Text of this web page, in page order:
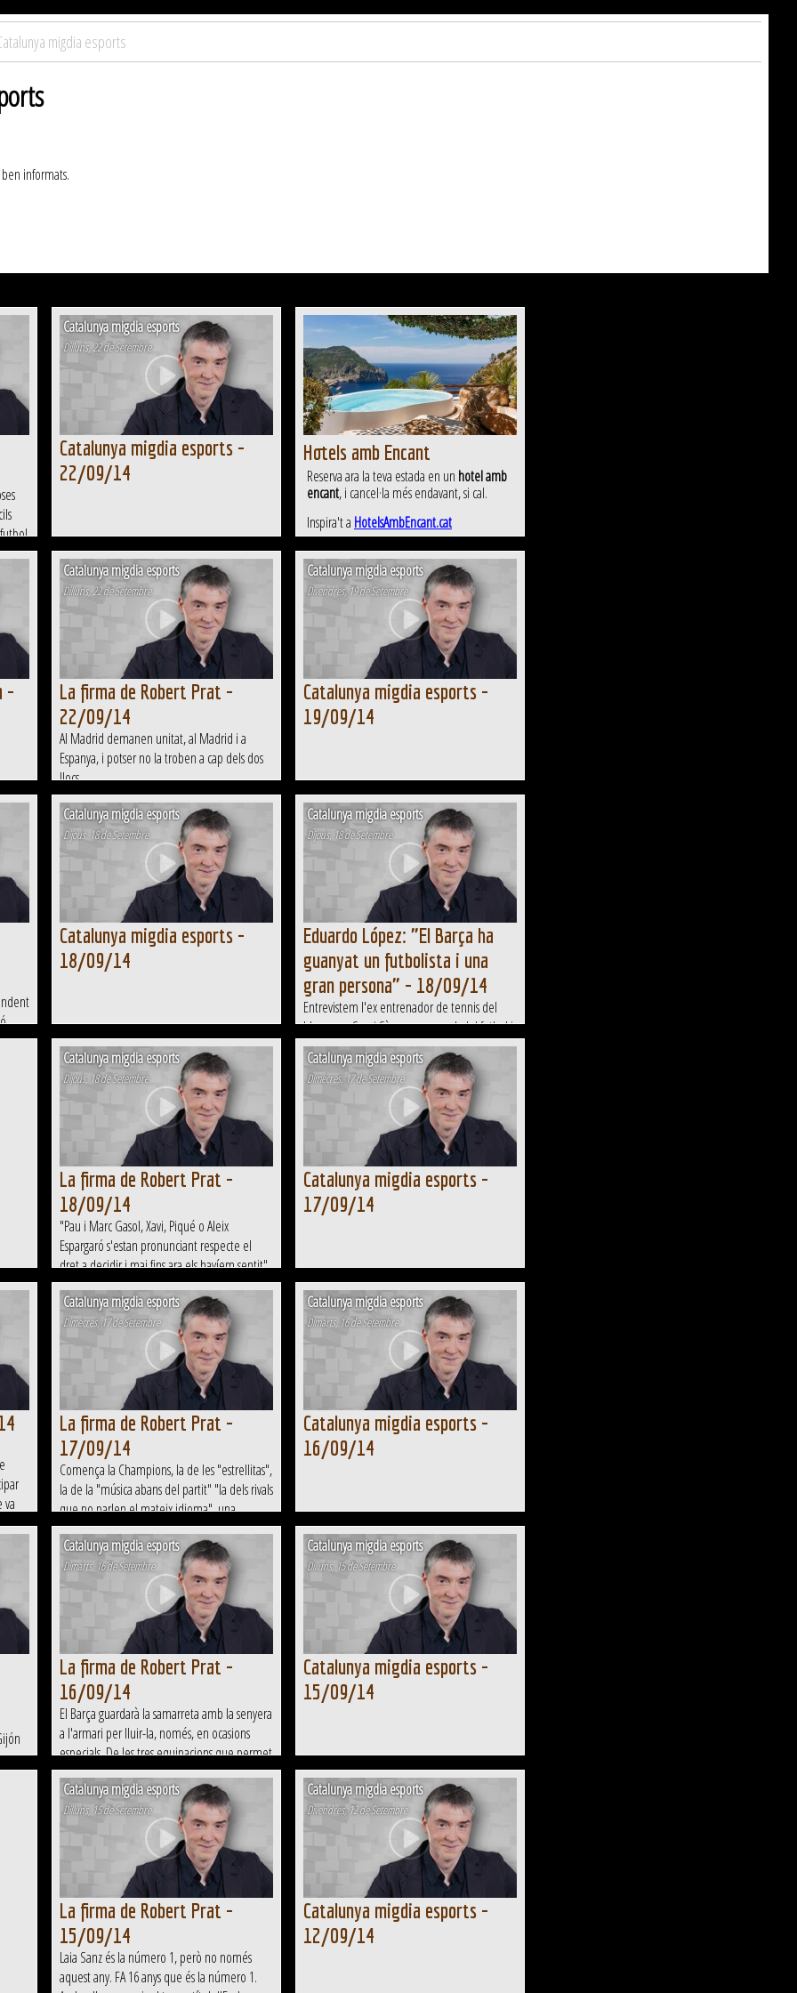
migdia esports
informats.
cas
Catalunya migdia esports
Dilluns, 22 de Setembre
Catalunya migdia esports -
22/09/14
Hotels amb Encant
Reserva ara la teva estada en un hotel amb
encant, i cancel·la més endavant, si cal.
Inspira't a HotelsAmbEncant.cat
-
Catalunya migdia esports
Dilluns, 22 de Setembre
La firma de Robert Prat -
22/09/14
Al Madrid demanen unitat, al Madrid i a
Espanya, i potser no la troben a cap dels dos
llocs
Catalunya migdia esports
Divendres, 19 de Setembre
Catalunya migdia esports -
19/09/14
Catalunya migdia esports
Dijous, 18 de Setembre
Catalunya migdia esports -
18/09/14
Catalunya migdia esports
Dijous, 18 de Setembre
Eduardo López: "El Barça ha
guanyat un futbolista i una
gran persona" - 18/09/14
Entrevistem l'ex entrenador de tennis del
blaugrana Sergi Sàmper, un crack del futbol i
el tennis
Catalunya migdia esports
Dijous, 18 de Setembre
La firma de Robert Prat -
18/09/14
"Pau i Marc Gasol, Xavi, Piqué o Aleix
Espargaró s'estan pronunciant respecte el
dret a decidir i mai fins ara els havíem sentit"
Catalunya migdia esports
Dimecres, 17 de Setembre
Catalunya migdia esports -
17/09/14
va
Catalunya migdia esports
Dimecres, 17 de Setembre
La firma de Robert Prat -
17/09/14
Comença la Champions, la de les "estrellitas",
la de la "música abans del partit" "la dels rivals
que no parlen el mateix idioma", una
champions que ha de portar el Barça cap a la
final de Berlín.
Catalunya migdia esports
Dimarts, 16 de Setembre
Catalunya migdia esports -
16/09/14
Catalunya migdia esports
Dimarts, 16 de Setembre
La firma de Robert Prat -
16/09/14
El Barça guardarà la samarreta amb la senyera
a l'armari per lluir-la, només, en ocasions
especials. De les tres equipacions que permet
la normativa, el Barça no lluirà la senyera en
cap de les tres. Això sí, el soci la tindrà sempre
disponible...
Catalunya migdia esports
Dilluns, 15 de Setembre
Catalunya migdia esports -
15/09/14
Catalunya migdia esports
Dilluns, 15 de Setembre
La firma de Robert Prat -
15/09/14
Laia Sanz és la número 1, però no només
aquest any. FA 16 anys que és la número 1.
Catalunya migdia esports
Divendres, 12 de Setembre
Catalunya migdia esports -
12/09/14